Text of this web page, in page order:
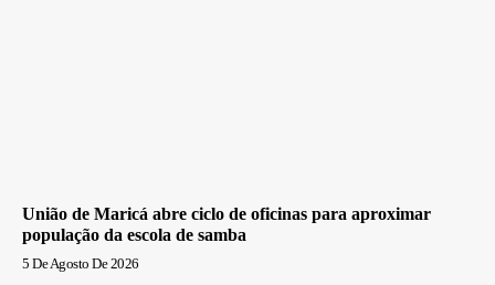
União de Maricá abre ciclo de oficinas para aproximar
população da escola de samba
5 De Agosto De 2026